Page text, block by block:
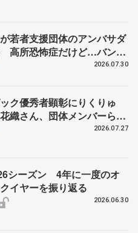
若者支援団体のアンバサダ
高所恐怖症だけど…バンジ
に挑戦も？
2026.07.30
ク優秀者顕彰にりくりゅ
織さん、団体メンバーら
科省が表彰式、ブルーノ・
2026.07.27
シーズン 4年に一度のオ
イヤーを振り返る
2026.06.30